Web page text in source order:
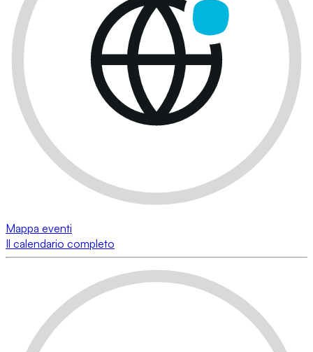
Mappa eventi
Il calendario completo